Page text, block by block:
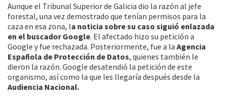
Aunque el Tribunal Superior de Galicia dio la razón al jefe
forestal, una vez demostrado que tenían permisos para la
caza en esa zona, la noticia sobre su caso siguió enlazada
en el buscador Google. El afectado hizo su petición a
Google y fue rechazada. Posteriormente, fue a la Agencia
Española de Protección de Datos, quienes también le
dieron la razón. Google desatendió la petición de este
organismo, así como la que les llegaría después desde la
Audiencia Nacional.